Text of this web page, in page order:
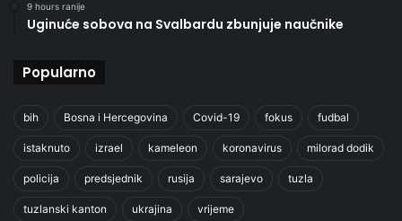
9 hours ranije
Uginuće sobova na Svalbardu zbunjuje naučnike
Popularno
bih Bosna i Hercegovina Covid-19 fokus fudbal
istaknuto izrael kameleon koronavirus milorad dodik
policija predsjednik rusija sarajevo tuzla
tuzlanski kanton ukrajina vrijeme